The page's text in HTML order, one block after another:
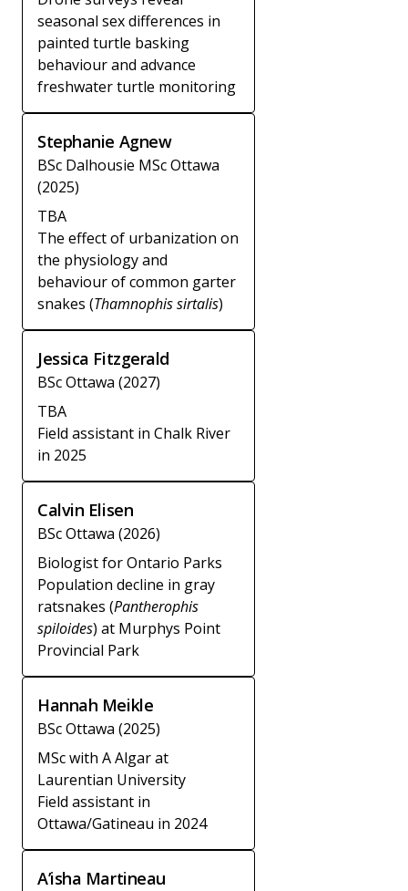
seasonal sex differences in
painted turtle basking
behaviour and advance
freshwater turtle monitoring
Stephanie Agnew
BSc Dalhousie MSc Ottawa
(2025)
TBA
The effect of urbanization on
the physiology and
behaviour of common garter
snakes (Thamnophis sirtalis)
Jessica Fitzgerald
BSc Ottawa (2027)
TBA
Field assistant in Chalk River
in 2025
Calvin Elisen
BSc Ottawa (2026)
Biologist for Ontario Parks
Population decline in gray
ratsnakes (Pantherophis
spiloides) at Murphys Point
Provincial Park
Hannah Meikle
BSc Ottawa (2025)
MSc with A Algar at
Laurentian University
Field assistant in
Ottawa/Gatineau in 2024
A’isha Martineau